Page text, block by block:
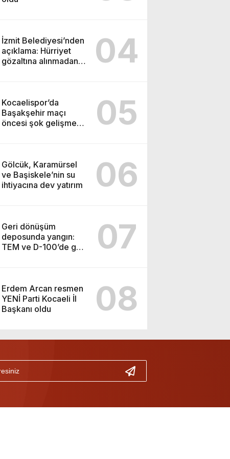
İzmit Belediyesi’nden
açıklama: Hürriyet
gözaltına alınmadan
04
Kocaelispor’da
Başakşehir maçı
öncesi şok gelişme:
05
Gölcük, Karamürsel
ve Başiskele’nin su
ihtiyacına dev yatırım
06
Geri dönüşüm
deposunda yangın:
TEM ve D-100’de göz
07
Erdem Arcan resmen
YENİ Parti Kocaeli İl
Başkanı oldu
08